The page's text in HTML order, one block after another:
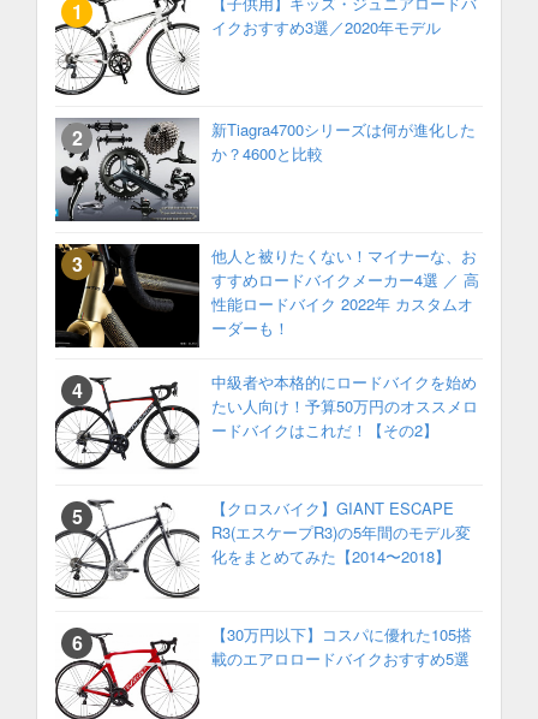
イクおすすめ3選／2020年モデル
新Tiagra4700シリーズは何が進化した
か？4600と比較
他人と被りたくない！マイナーな、お
すすめロードバイクメーカー4選 ／ 高
性能ロードバイク 2022年 カスタムオ
ーダーも！
中級者や本格的にロードバイクを始め
たい人向け！予算50万円のオススメロ
ードバイクはこれだ！【その2】
【クロスバイク】GIANT ESCAPE
R3(エスケープR3)の5年間のモデル変
化をまとめてみた【2014〜2018】
【30万円以下】コスパに優れた105搭
載のエアロロードバイクおすすめ5選